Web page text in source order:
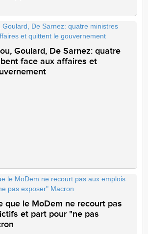
Goulard, De Sarnez: quatre
face aux affaires et
que le MoDem ne recourt pas
et part pour "ne pas